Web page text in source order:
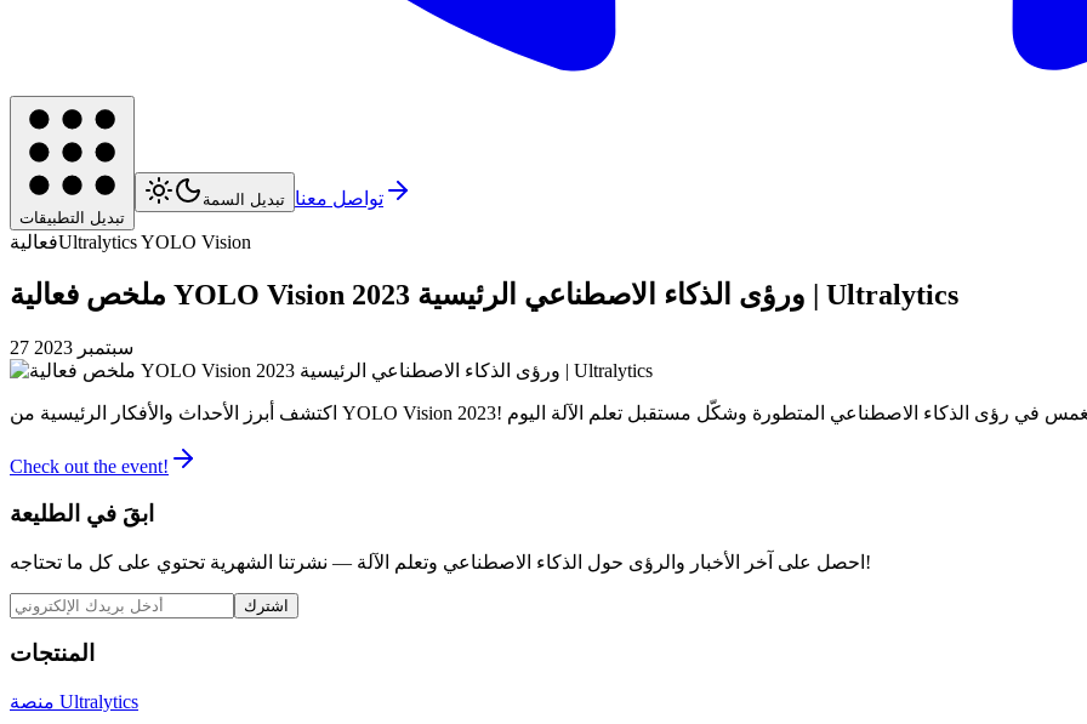
تبديل التطبيقات
تبديل السمة تواصل معنا
فعاليةUltralytics YOLO Vision
ملخص فعالية YOLO Vision 2023 ورؤى الذكاء الاصطناعي الرئيسية | Ultralytics
27 سبتمبر 2023
Check out the event!
ابقَ في الطليعة
احصل على آخر الأخبار والرؤى حول الذكاء الاصطناعي وتعلم الآلة — نشرتنا الشهرية تحتوي على كل ما تحتاجه!
اشترك
المنتجات
منصة Ultralytics